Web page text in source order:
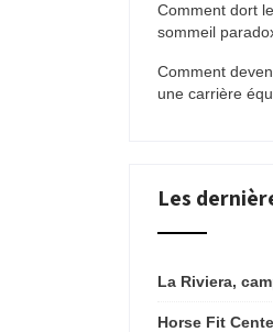
Comment dort
sommeil
Comment
une carrière
Les
La Riviera,
Horse Fit